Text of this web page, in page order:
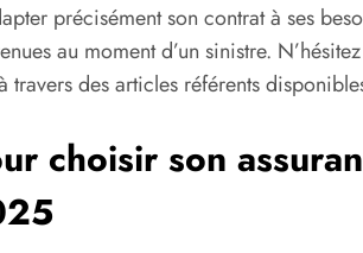
précisément son contrat à ses
au moment d’un sinistre.
des articles référents
choisir son